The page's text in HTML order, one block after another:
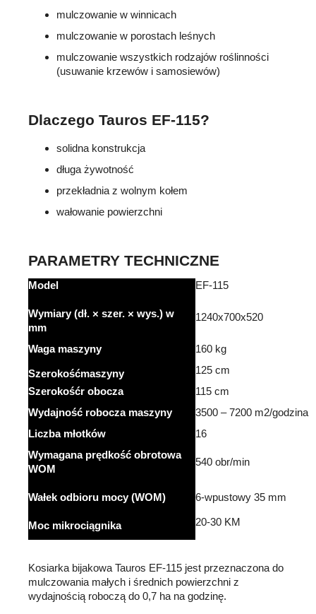
mulczowanie w winnicach
mulczowanie w porostach leśnych
mulczowanie wszystkich rodzajów roślinności
(usuwanie krzewów i samosiewów)
Dlaczego Tauros EF-115?
solidna konstrukcja
długa żywotność
przekładnia z wolnym kołem
wałowanie powierzchni
PARAMETRY TECHNICZNE
Model EF-115
Wymiary (dł. × szer. × wys.) w
mm
1240x700x520
Waga maszyny 160 kg
Szerokośćmaszyny
125 cm
Szerokośćr obocza
115 cm
Wydajność robocza maszyny 3500 – 7200 m2/godzina
Liczba młotków
16
Wymagana prędkość obrotowa
WOM
540 obr/min
Wałek odbioru mocy (WOM) 6-wpustowy 35 mm
Moc mikrociągnika 20-30 KM
Kosiarka bijakowa Tauros EF-115 jest przeznaczona do
mulczowania małych i średnich powierzchni z
wydajnością roboczą do 0,7 ha na godzinę.